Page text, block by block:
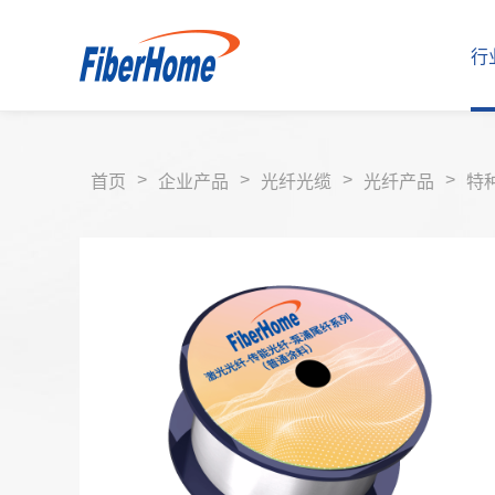
行
企业产品
合作伙伴
运营商产品
首页 > 企业产品 > 光纤光缆 > 光纤产品 > 特